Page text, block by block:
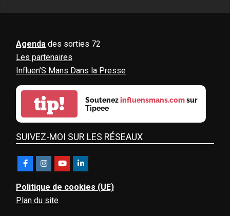
Agenda des sorties 72
Les partenaires
Influen’S Mans Dans la Presse
tip! Soutenezinfluensmans.comsur
Tipeee
SUIVEZ-MOI SUR LES RÉSEAUX
Politique de cookies (UE)
Plan du site